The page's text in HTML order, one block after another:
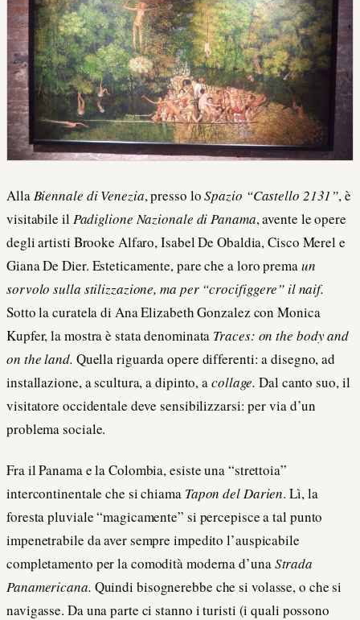
AllaBiennale di Venezia, presso loSpazio “Castello 2131”, è
visitabile ilPadiglione Nazionale di Panama, avente le opere
degli artisti Brooke Alfaro, Isabel De Obaldia, Cisco Merel e
Giana De Dier. Esteticamente, pare che a loro premaun
sorvolo sulla stilizzazione, ma per “crocifiggere” il naif.
Sotto la curatela di Ana Elizabeth Gonzalez con Monica
Kupfer, la mostra è stata denominata Traces: on the body and
on the land. Quella riguarda opere differenti: a disegno, ad
installazione, a scultura, a dipinto, acollage. Dal canto suo, il
visitatore occidentale deve sensibilizzarsi: per via d’un
problema sociale.
Fra il Panama e la Colombia, esiste una “strettoia”
intercontinentale che si chiama Tapon del Darien. Lì, la
foresta pluviale “magicamente” si percepisce a tal punto
impenetrabile da aver sempre impedito l’auspicabile
completamento per la comodità moderna d’unaStrada
Panamericana. Quindi bisognerebbe che si volasse, o che si
navigasse. Da una parte ci stanno i turisti (i quali possono